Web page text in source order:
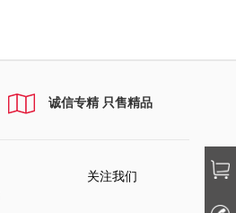
诚信专精 只售精品
关注我们